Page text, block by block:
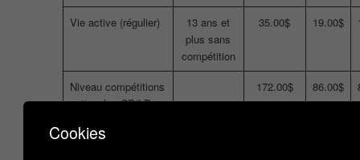
Vie active (régulier)
13 ans et
plus sans
compétition
35.00$ 19.00$
Niveau compétitions
nationales CP/LP
172.00$ 86.00$
Membres des
Cookies